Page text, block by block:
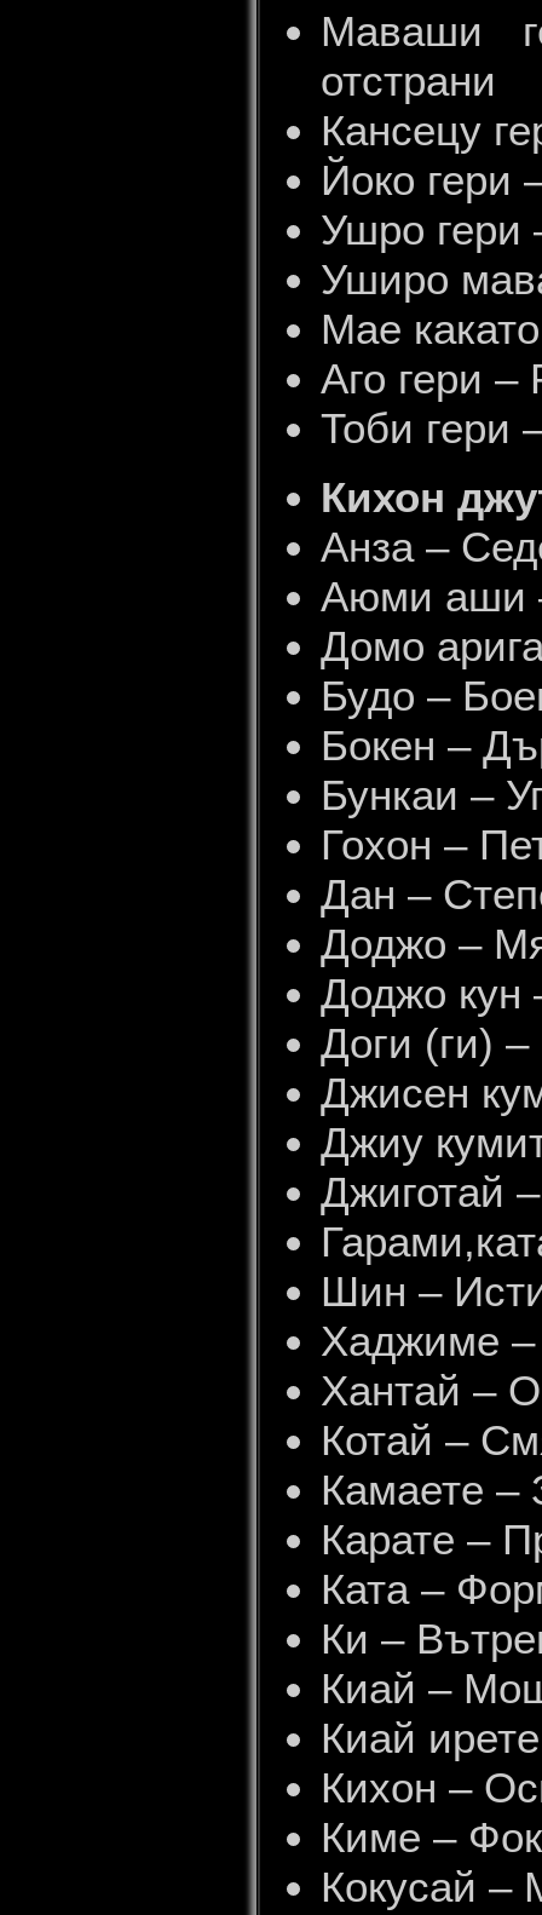
Маваши
отстрани
Кансецу
Йоко гери
Ушро гери
Уширо
Мае
Аго гери –
Тоби гери
Кихон
Анза –
Аюми аши
Домо
Будо –
Бокен –
Бункаи –
Гохон –
Дан –
Доджо –
Доджо кун
Доги (ги)
Джисен
Джиу
Джиготай
Шин –
Хаджиме –
Хантай –
Котай –
Камаете –
Карате –
Ката –
Ки –
Киай –
Киай
Кихон –
Киме –
Кокусай –